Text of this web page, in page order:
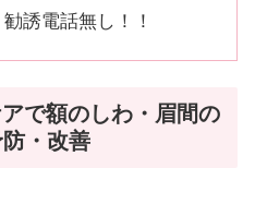
誘電話無し！！
で額のしわ・眉間の
・改善